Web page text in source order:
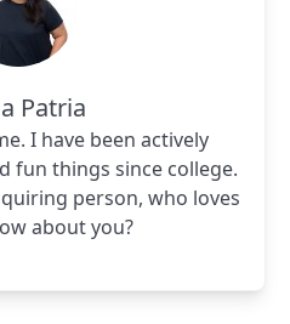
Patria
I have been actively
fun things since college.
person, who loves
about you?